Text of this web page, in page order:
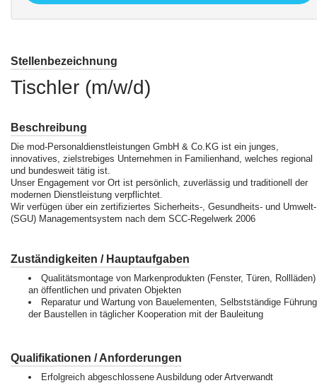
Stellenbezeichnung
Tischler (m/w/d)
Beschreibung
Die mod-Personaldienstleistungen GmbH & Co.KG ist ein junges,
innovatives, zielstrebiges Unternehmen in Familienhand, welches regional
und bundesweit tätig ist.
Unser Engagement vor Ort ist persönlich, zuverlässig und traditionell der
modernen Dienstleistung verpflichtet.
Wir verfügen über ein zertifiziertes Sicherheits-, Gesundheits- und Umwelt-
(SGU) Managementsystem nach dem SCC-Regelwerk 2006
Zuständigkeiten / Hauptaufgaben
Qualitätsmontage von Markenprodukten (Fenster, Türen, Rollläden)
an öffentlichen und privaten Objekten
Reparatur und Wartung von Bauelementen, Selbstständige Führung
der Baustellen in täglicher Kooperation mit der Bauleitung
Qualifikationen / Anforderungen
Erfolgreich abgeschlossene Ausbildung oder Artverwandt